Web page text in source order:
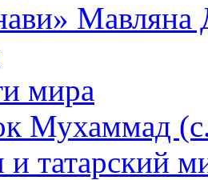
Мавляна
мира
Мухаммад
татарский